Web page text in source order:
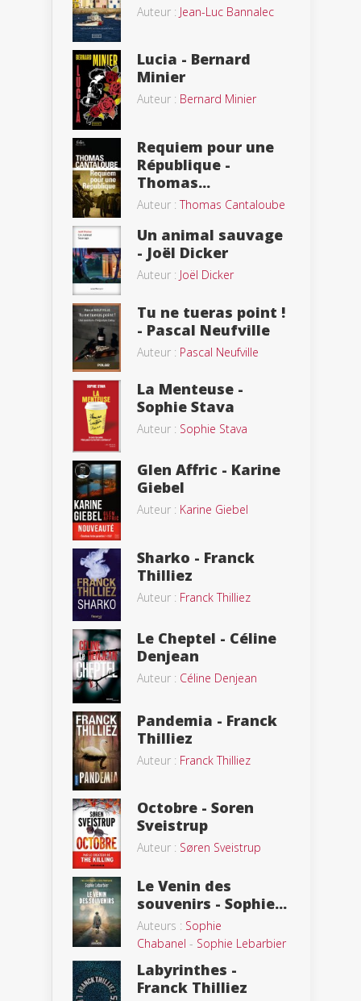
Auteur : Jean-Luc Bannalec
Lucia - Bernard
Minier
Auteur : Bernard Minier
Requiem pour une
République -
Thomas...
Auteur :Thomas Cantaloube
Un animal sauvage
- Joël Dicker
Auteur : Joël Dicker
Tu ne tueras point !
- Pascal Neufville
Auteur : Pascal Neufville
La Menteuse -
Sophie Stava
Auteur : Sophie Stava
Glen Affric - Karine
Giebel
Auteur : Karine Giebel
Sharko - Franck
Thilliez
Auteur : Franck Thilliez
Le Cheptel - Céline
Denjean
Auteur : Céline Denjean
Pandemia - Franck
Thilliez
Auteur : Franck Thilliez
Octobre - Soren
Sveistrup
Auteur : Søren Sveistrup
Le Venin des
souvenirs - Sophie...
Auteurs : Sophie
Chabanel - Sophie Lebarbier
Labyrinthes -
Franck Thilliez